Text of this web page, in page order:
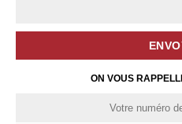
ON VOUS